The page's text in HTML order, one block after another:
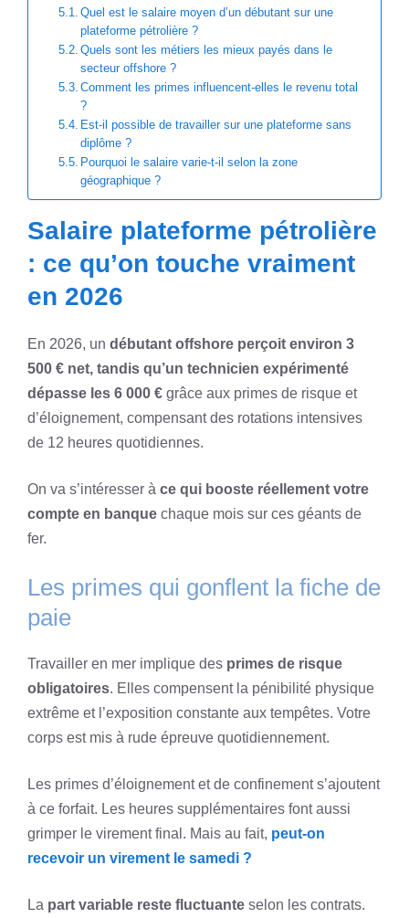
Quel est le salaire moyen d’un débutant sur une
plateforme pétrolière ?
Quels sont les métiers les mieux payés dans le
secteur offshore ?
Comment les primes influencent-elles le revenu total
?
Est-il possible de travailler sur une plateforme sans
diplôme ?
Pourquoi le salaire varie-t-il selon la zone
géographique ?
Salaire plateforme pétrolière
: ce qu’on touche vraiment
en 2026
En 2026, un débutant offshore perçoit environ 3
500 € net, tandis qu’un technicien expérimenté
dépasse les 6 000 € grâce aux primes de risque et
d’éloignement, compensant des rotations intensives
de 12 heures quotidiennes.
On va s’intéresser à ce qui booste réellement votre
compte en banque chaque mois sur ces géants de
fer.
Les primes qui gonflent la fiche de
paie
Travailler en mer implique des primes de risque
obligatoires. Elles compensent la pénibilité physique
extrême et l’exposition constante aux tempêtes. Votre
corps est mis à rude épreuve quotidiennement.
Les primes d’éloignement et de confinement s’ajoutent
à ce forfait. Les heures supplémentaires font aussi
grimper le virement final. Mais au fait, peut-on
recevoir un virement le samedi ?
La part variable reste fluctuante selon les contrats.